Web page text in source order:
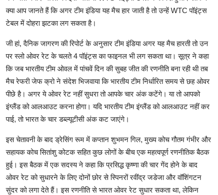
क्या आप जानते हैं कि अगर टीम इंडिया यह मैच हार जाती है तो उन्हें WTC पॉइंट्स
टेबल में दोहरा झटका लग सकता है।
जी हां, दैनिक जागरण की रिपोर्ट के अनुसार टीम इंडिया अगर यह मैच हारती तो उन
पर स्लो ओवर रेट के चलते 4 पॉइंट्स का फाइनल भी लग सकता था। सूत्र ने कहा
कि जब भारतीय टीम ओवल में पांचवें दिन की सुबह जीत की रणनीति बना रही थी तब
मैच रेफरी जेफ क्रो ने संदेश भिजवाया कि भारतीय टीम निर्धारित समय से छह ओवर
पीछे है। अगर ये ओवर रेट नहीं सुधरा तो आपके चार अंक कटेंगे। या तो आपको
इंग्लैंड को आलआउट करना होगा। यदि भारतीय टीम इंग्लैंड को आलआउट नहीं कर
पाई, तो भारत के चार डब्ल्यूटीसी अंक कट जाएंगे।
इस चेतावनी के बाद ड्रेसिंग रूम में कप्तान शुभमन गिल, मुख्य कोच गौतम गंभीर और
सहायक कोच सितांशु कोटक सहित कुछ लोगों के बीच एक महत्वपूर्ण रणनीतिक बैठक
हुई। इस बैठक में एक सदस्य ने कहा कि प्रसिद्ध कृष्णा की चार गेंद होने के बाद
ओवर रेट को सुधारने के लिए दोनों छोर से स्पिनरों रवींद्र जडेजा और वॉशिंगटन
सुंदर को लगा देते हैं। इस रणनीति से भारत ओवर रेट सुधार सकता था, लेकिन